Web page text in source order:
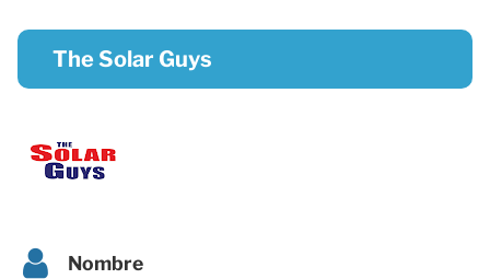
The Solar Guys
Nombre